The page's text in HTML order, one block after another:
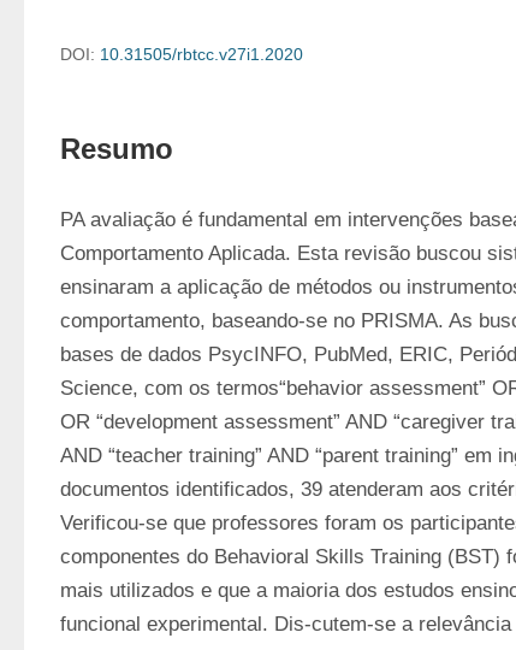
DOI: 10.31505/rbtcc.v27i1.2020
Resumo
PA avaliação é fundamental em intervenções
Comportamento Aplicada. Esta revisão buscou
ensinaram a aplicação de métodos ou
comportamento, baseando-se no PRISMA. As
bases de dados PsycINFO, PubMed, ERIC,
Science, com os termos“behavior assessment”
OR “development assessment” AND “caregiver
AND “teacher training” AND “parent training” em
documentos identificados, 39 atenderam aos
Verificou-se que professores foram os
componentes do Behavioral Skills Training (BST)
mais utilizados e que a maioria dos estudos
funcional experimental. Dis-cutem-se a